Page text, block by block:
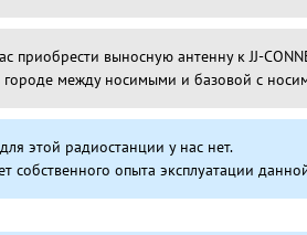
выносную антенну к JJ-
городе между носимыми и базовой с
этой радиостанции у нас нет.
собственного опыта эксплуатации